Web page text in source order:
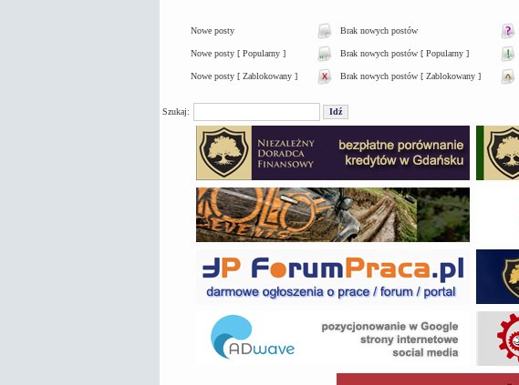
Nowe posty Brak nowych postów
Nowe posty [ Popularny ] Brak nowych postów [ Popularny ]
Nowe posty [ Zablokowany ] Brak nowych postów [ Zablokowany ]
Szukaj: